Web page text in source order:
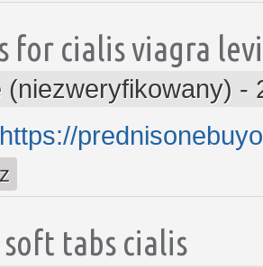
for cialis viagra
(niezweryfikowany) -
https://
tabs cialis